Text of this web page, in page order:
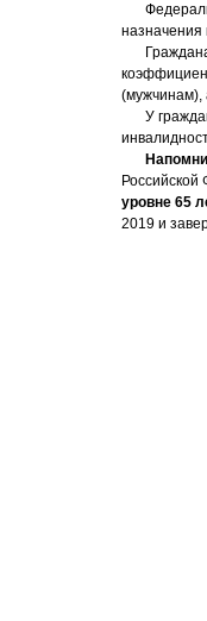
(мужчинам),
У
уровне 65
2019 и